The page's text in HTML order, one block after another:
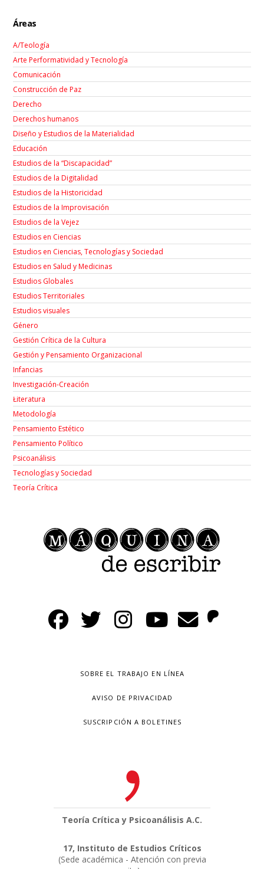
Áreas
A/Teología
Arte Performatividad y Tecnología
Comunicación
Construcción de Paz
Derecho
Derechos humanos
Diseño y Estudios de la Materialidad
Educación
Estudios de la “Discapacidad”
Estudios de la Digitalidad
Estudios de la Historicidad
Estudios de la Improvisación
Estudios de la Vejez
Estudios en Ciencias
Estudios en Ciencias, Tecnologías y Sociedad
Estudios en Salud y Medicinas
Estudios Globales
Estudios Territoriales
Estudios visuales
Género
Gestión Crítica de la Cultura
Gestión y Pensamiento Organizacional
Infancias
Investigación-Creación
Łiteratura
Metodología
Pensamiento Estético
Pensamiento Político
Psicoanálisis
Tecnologías y Sociedad
Teoría Crítica
SOBRE EL TRABAJO EN LÍNEA
AVISO DE PRIVACIDAD
SUSCRIPCIÓN A BOLETINES
Teoría Crítica y Psicoanálisis A.C.
17, Instituto de Estudios Críticos
(Sede académica - Atención con previa